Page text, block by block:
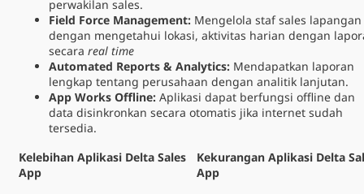
perwakilan sales.
Field Force Management: Mengelola staf sales lapangan
dengan mengetahui lokasi, aktivitas harian dengan
secara real time
Automated Reports & Analytics: Mendapatkan laporan
lengkap tentang perusahaan dengan analitik lanjutan.
App Works Offline: Aplikasi dapat berfungsi offline dan
data disinkronkan secara otomatis jika internet sudah
tersedia.
Kelebihan Aplikasi Delta Sales
App
Kekurangan Aplikasi Delta
App